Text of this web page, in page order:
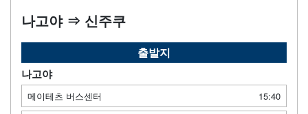
나고야 ⇒ 신주쿠
출발지
나고야
메이테츠 버스센터
15:40